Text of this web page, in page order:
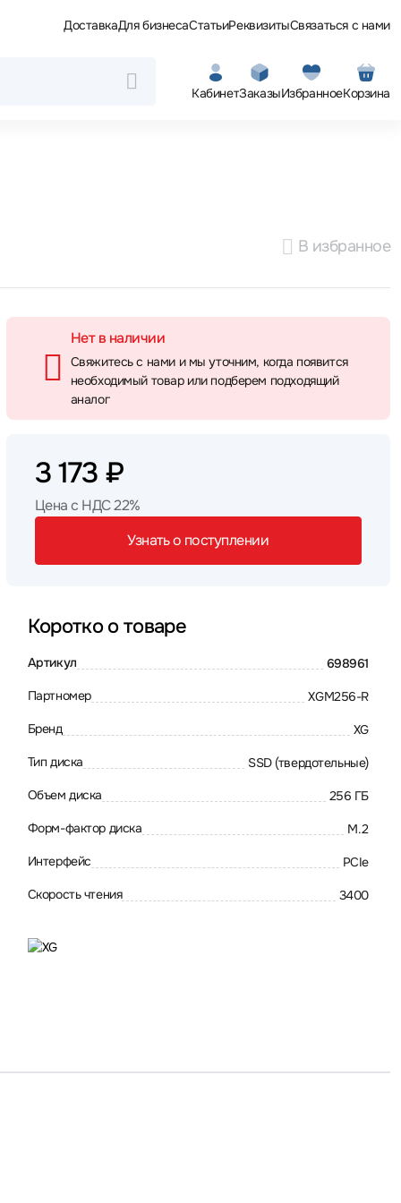
ДоставкаДля бизнесаСтатьиРеквизитыСвязаться с нами
КабинетЗаказыИзбранноеКорзина
В избранное
Нет в наличии
Свяжитесь с нами и мы уточним, когда появится
необходимый товар или подберем подходящий
аналог
3 173 ₽
Цена с НДС 22%
Узнать о поступлении
Коротко о товаре
Артикул 698961
Партномер XGM256-R
Бренд XG
Тип диска SSD (твердотельные)
Объем диска 256 ГБ
Форм-фактор диска M.2
Интерфейс PCIe
Скорость чтения 3400